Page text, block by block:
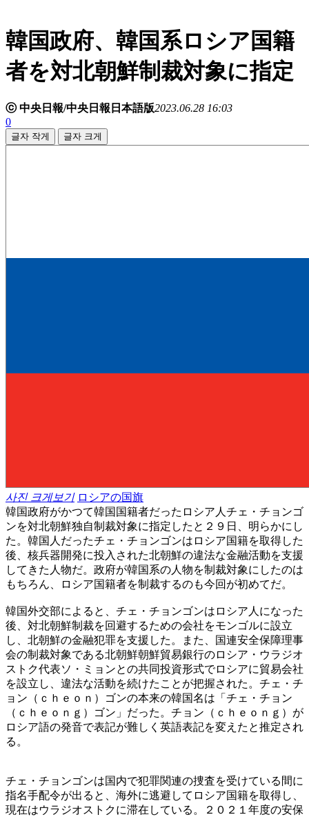
韓国政府、韓国系ロシア国籍
者を対北朝鮮制裁対象に指定
ⓒ 中央日報/中央日報日本語版2023.06.28 16:03
0
글자 작게 글자 크게
사진 크게보기 ロシアの国旗
韓国政府がかつて韓国国籍者だったロシア人チェ・チョンゴ
ンを対北朝鮮独自制裁対象に指定したと２９日、明らかにし
た。韓国人だったチェ・チョンゴンはロシア国籍を取得した
後、核兵器開発に投入された北朝鮮の違法な金融活動を支援
してきた人物だ。政府が韓国系の人物を制裁対象にしたのは
もちろん、ロシア国籍者を制裁するのも今回が初めてだ。
韓国外交部によると、チェ・チョンゴンはロシア人になった
後、対北朝鮮制裁を回避するための会社をモンゴルに設立
し、北朝鮮の金融犯罪を支援した。また、国連安全保障理事
会の制裁対象である北朝鮮朝鮮貿易銀行のロシア・ウラジオ
ストク代表ソ・ミョンとの共同投資形式でロシアに貿易会社
を設立し、違法な活動を続けたことが把握された。チェ・チ
ョン（ｃｈｅｏｎ）ゴンの本来の韓国名は「チェ・チョン
（ｃｈｅｏｎｇ）ゴン」だった。チョン（ｃｈｅｏｎｇ）が
ロシア語の発音で表記が難しく英語表記を変えたと推定され
る。
チェ・チョンゴンは国内で犯罪関連の捜査を受けている間に
指名手配令が出ると、海外に逃避してロシア国籍を取得し、
現在はウラジオストクに滞在している。２０２１年度の安保